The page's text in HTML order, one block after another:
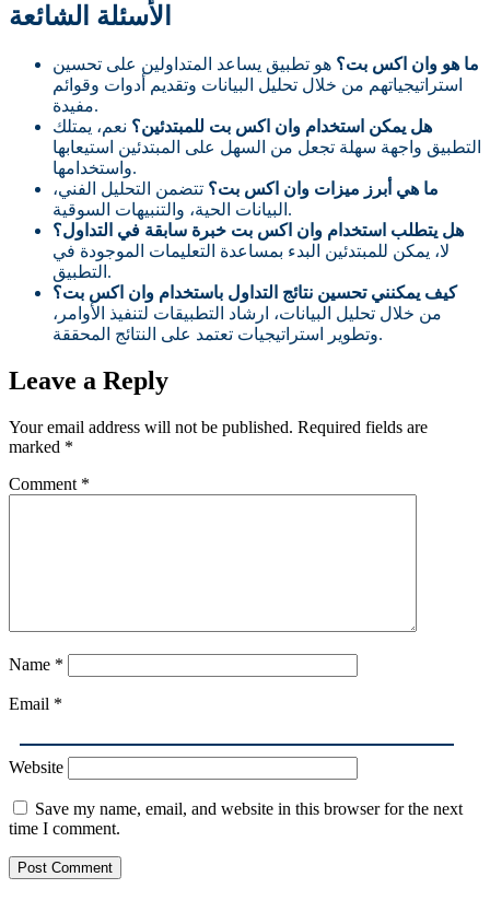
الأسئلة الشائعة
ما هو وان اكس بت؟ هو تطبيق يساعد المتداولين على تحسين
استراتيجياتهم من خلال تحليل البيانات وتقديم أدوات وقوائم
مفيدة.
هل يمكن استخدام وان اكس بت للمبتدئين؟ نعم، يمتلك
التطبيق واجهة سهلة تجعل من السهل على المبتدئين استيعابها
واستخدامها.
ما هي أبرز ميزات وان اكس بت؟ تتضمن التحليل الفني،
البيانات الحية، والتنبيهات السوقية.
هل يتطلب استخدام وان اكس بت خبرة سابقة في التداول؟
لا، يمكن للمبتدئين البدء بمساعدة التعليمات الموجودة في
التطبيق.
كيف يمكنني تحسين نتائج التداول باستخدام وان اكس بت؟
من خلال تحليل البيانات، ارشاد التطبيقات لتنفيذ الأوامر،
وتطوير استراتيجيات تعتمد على النتائج المحققة.
Leave a Reply
Your email address will not be published. Required fields are
marked *
Comment *
Name *
Email *
Website
Save my name, email, and website in this browser for the next
time I comment.